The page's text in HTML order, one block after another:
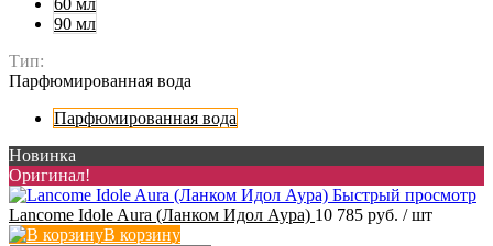
60 мл
90 мл
Тип:
Парфюмированная вода
Парфюмированная вода
Новинка
Оригинал!
Быстрый просмотр
Lancome Idole Aura (Ланком Идол Аура) 10 785 руб. / шт
В корзину